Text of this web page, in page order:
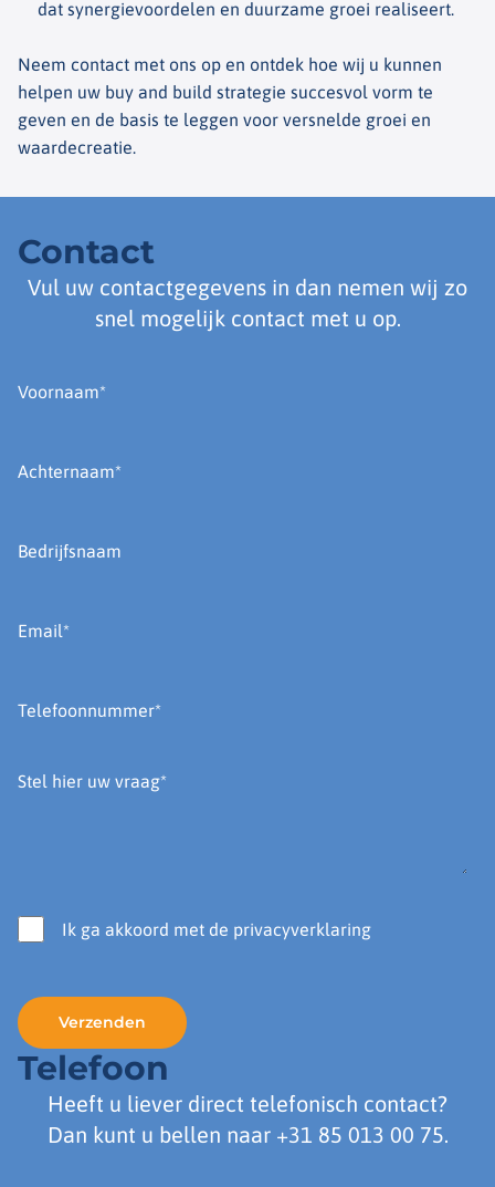
dat synergievoordelen en duurzame groei realiseert.
Neem contact met ons op en ontdek hoe wij u kunnen
helpen uw buy and build strategie succesvol vorm te
geven en de basis te leggen voor versnelde groei en
waardecreatie.
Contact
Vul uw contactgegevens in dan nemen wij zo
snel mogelijk contact met u op.
Ik ga akkoord met de privacyverklaring
Telefoon
Heeft u liever direct telefonisch contact?
Dan kunt u bellen naar +31 85 013 00 75.